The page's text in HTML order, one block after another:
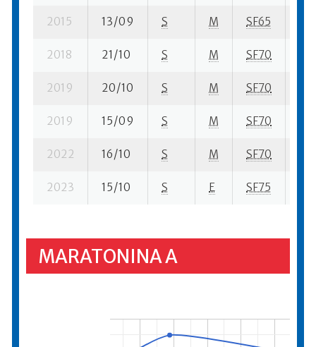
2015 13/09 S M SF65
2018 21/10 S M SF70
2019 20/10 S M SF70
2019 15/09 S M SF70
2022 16/10 S M SF70
2023 15/10 S E SF75
MARATONINA A